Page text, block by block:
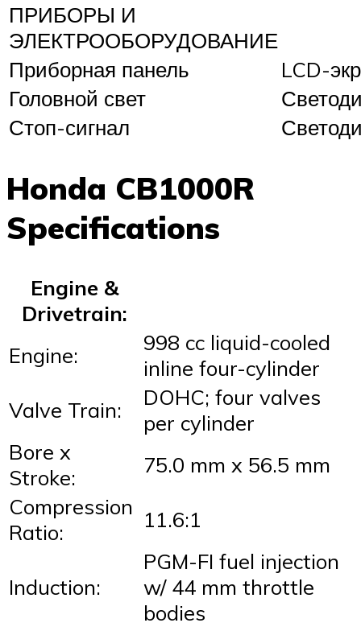
ПРИБОРЫ И
ЭЛЕКТРООБОРУДОВАНИЕ
Приборная панель
LCD-
Головной свет
Стоп-сигнал
Honda CB1000R
Specifications
Engine &
Drivetrain:
Engine:
998 cc liquid-cooled
inline four-cylinder
Valve Train:
DOHC; four valves
per cylinder
Bore x
Stroke:
75.0 mm x 56.5 mm
Compression
Ratio:
11.6:1
Induction:
PGM-FI fuel injection
w/ 44 mm throttle
bodies